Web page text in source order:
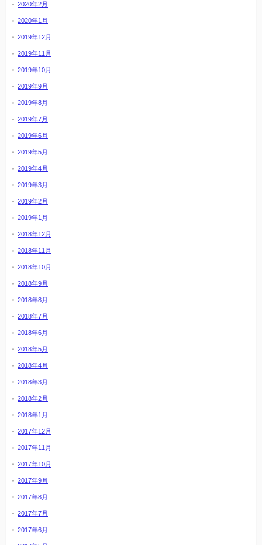
2020年2月
2020年1月
2019年12月
2019年11月
2019年10月
2019年9月
2019年8月
2019年7月
2019年6月
2019年5月
2019年4月
2019年3月
2019年2月
2019年1月
2018年12月
2018年11月
2018年10月
2018年9月
2018年8月
2018年7月
2018年6月
2018年5月
2018年4月
2018年3月
2018年2月
2018年1月
2017年12月
2017年11月
2017年10月
2017年9月
2017年8月
2017年7月
2017年6月